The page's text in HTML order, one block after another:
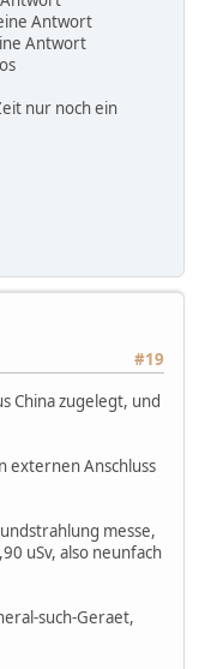
Antwort
Antwort
nur noch ein
#19
China zugelegt, und
externen Anschluss
messe,
uSv, also neunfach
such-Geraet,